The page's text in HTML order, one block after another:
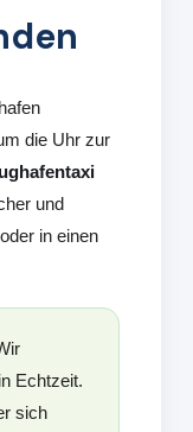
die Uhr zur
und
in einen
Echtzeit.
sich